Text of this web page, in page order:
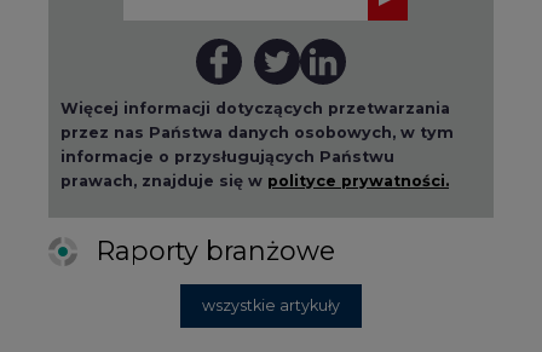
po węglu"? (raport)